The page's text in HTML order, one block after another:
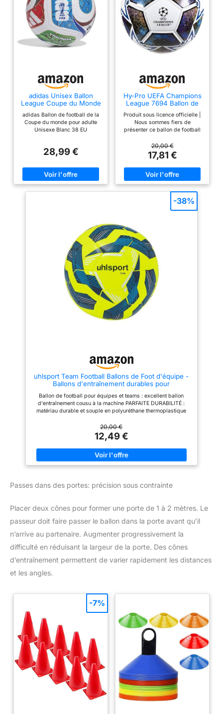
adidas Unisex Ballon
League Coupe du Monde
adidas Ballon de football de la
Coupe du monde pour adulte
Unisexe Blanc 38 EU
28,99 €
Hy-Pro UEFA Champions
League 7694 Ballon de
Produit sous licence officielle |
Nous sommes fiers de
présenter ce ballon de football
Champions League. Montrez
votre amour pour le football
avec ce ballon de qualité
supérieure. Design cool |
Fabriqué avec un design
d'étoile frappant, ce ballon de
Champions se distingue que ce
soit à la maison ou sur le terrain
Haute qualité : ce ballon de
League est soigneusement
fabriqué à partir de matériaux
de qualité supérieure pour
garantir durabilité et longévité,
le tout enveloppé dans une
finition haut de gamme.
Excellente idée cadeau | Notre
ballon de football de la Ligue
des Champions est une
excellente idée de cadeau de
football pour les enfants et les
adultes ! Que ce soit comme
cadeau d'anniversaire, cadeau
Hy-Pro pour un gonflage rapide
que possible.
20,00 €
17,81 €
uhlsport Team Football Ballons de Foot d'équipe -
Ballons d'entraînement durables pour
l'entraînement d'équipe - Football pour Enfants et
éveil, Taille 3, Taille 4 et Taille 5
Ballon de football pour équipes et teams : excellent ballon
d'entraînement cousu à la machine PARFAITE DURABILITÉ :
matériau durable et souple en polyuréthane thermoplastique
avec vessie en butyle assure une très faible perte de pression
d'air et un rebond optimal Construction de 32 panneaux -
disponible en tailles 3, 4 et 5 (voir le tableau des tailles dans
l'aperçu de l'image) Le meilleur ballon d'entraînement pour
chaque équipe
20,00 €
12,49 €
-38%
Passes dans des portes: précision sous contrainte
Placer deux cônes pour former une porte de 1 à 2 mètres. Le
passeur doit faire passer le ballon dans la porte avant qu’il
n’arrive au partenaire. Augmenter progressivement la
difficulté en réduisant la largeur de la porte. Des cônes
d’entraînement permettent de varier rapidement les distances
et les angles.
-7%